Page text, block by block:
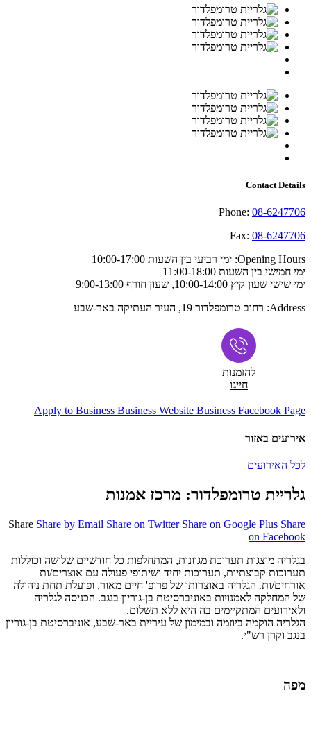
Contact Details
Phone: 08-6247706
Fax: 08-6247706
Opening Hours: ימי רביעי בין השעות 10:00-17:00
ימי חמישי בין השעות 11:00-18:00
ימי שישי שעון קיץ 10:00-14:00, שעון חורף 9:00-13:00
Address: רחוב טרומפלדור 19, העיר העתיקה באר-שבע
להזמנות
חייגו
Apply to Business Business Website Business Facebook Page
אירועים באזור
לכל האירועים
גלריית טרומפלדור: מרכז אמנות
Share Share by Email Share on Twitter Share on Google Plus Share
on Facebook
בגלריה מוצגות תערוכת מגוונות, המתחלפות כל חודשיים שלושה וכוללות
תערוכות קבוצתיות, תערוכות יחיד ושיתופי פעולה עם אוצרים/ות
אורחים/ות. הגלריה באוצרותו של פרופ' חיים מאור, ופועלת תחת ניהולה
של המחלקה לאמנויות באוניברסיטת בן-גוריון בנגב. הכניסה לגלריה
ולאירועים המתקיימים בה היא ללא תשלום.
הגלריה הוקמה ביוזמה ובמימון של עיריית באר-שבע, אוניברסיטת בן-גוריון
בנגב וקרן רש"י.
מפה